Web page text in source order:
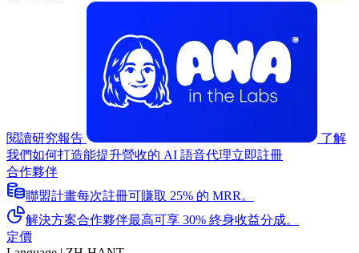
閱讀研究報告
了解
我們如何打造能提升營收的 AI 語音代理立即註冊
合作夥伴
聯盟計畫每次註冊可賺取 25% 的 MRR。
解決方案合作夥伴最高可享 30% 終身收益分成。
定價